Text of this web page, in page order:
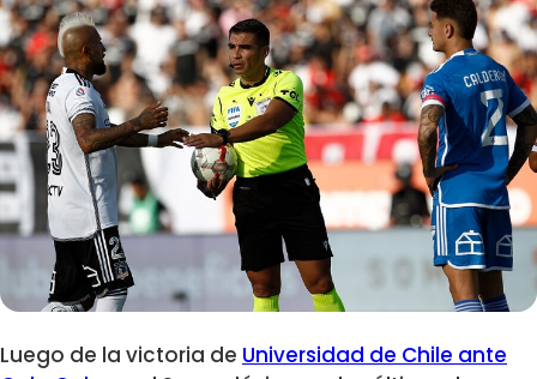
Luego de la victoria de Universidad de Chile ante